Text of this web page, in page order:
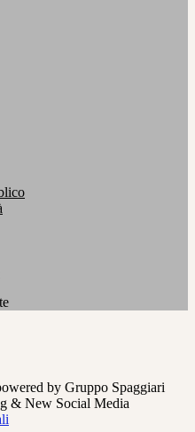
by Gruppo Spaggiari
& New Social Media